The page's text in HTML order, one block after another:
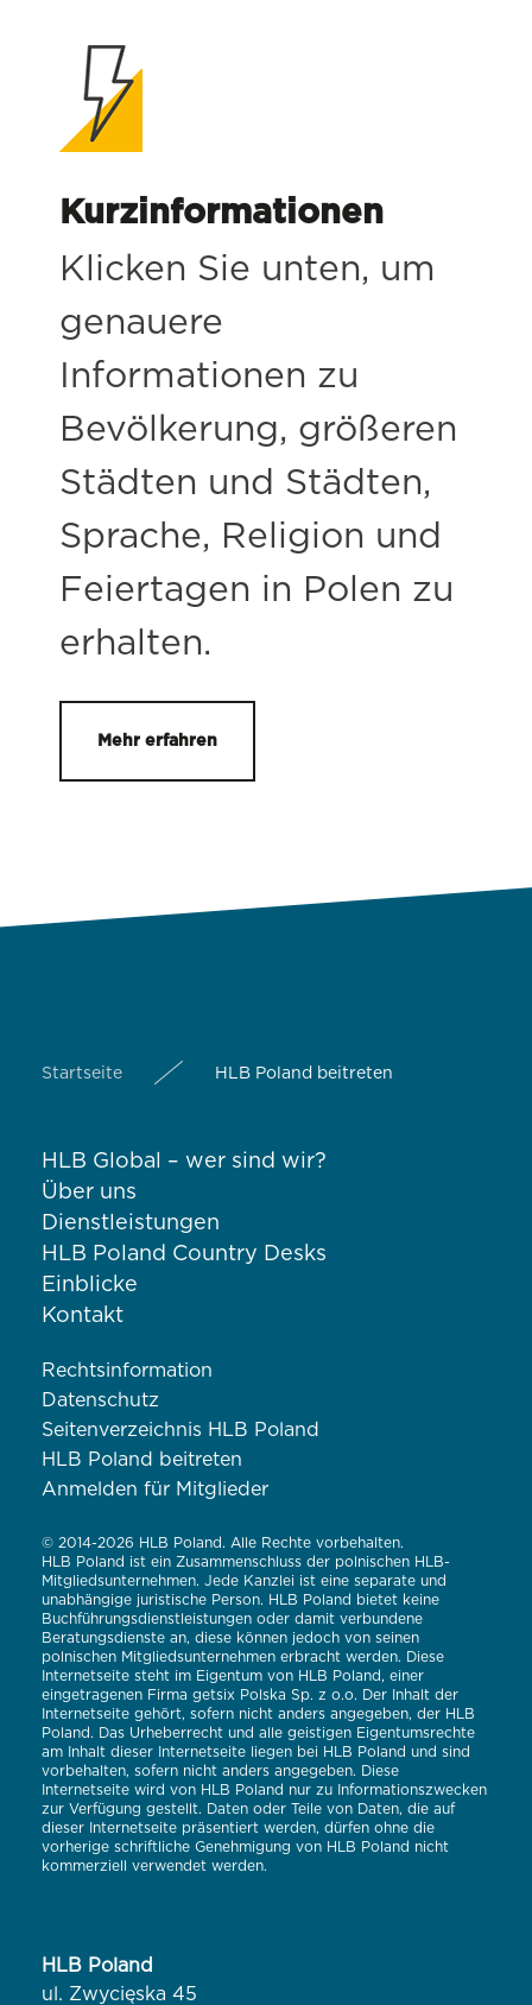
Kurzinformationen
Klicken Sie unten, um
genauere
Informationen zu
Bevölkerung, größeren
Städten und Städten,
Sprache, Religion und
Feiertagen in Polen zu
erhalten.
Mehr erfahren
Startseite HLB Poland beitreten
HLB Global – wer sind wir?
Über uns
Dienstleistungen
HLB Poland Country Desks
Einblicke
Kontakt
Rechtsinformation
Datenschutz
Seitenverzeichnis HLB Poland
HLB Poland beitreten
Anmelden für Mitglieder
© 2014-2026 HLB Poland. Alle Rechte vorbehalten.
HLB Poland ist ein Zusammenschluss der polnischen HLB-
Mitgliedsunternehmen. Jede Kanzlei ist eine separate und
unabhängige juristische Person. HLB Poland bietet keine
Buchführungsdienstleistungen oder damit verbundene
Beratungsdienste an, diese können jedoch von seinen
polnischen Mitgliedsunternehmen erbracht werden. Diese
Internetseite steht im Eigentum von HLB Poland, einer
eingetragenen Firma getsix Polska Sp. z o.o. Der Inhalt der
Internetseite gehört, sofern nicht anders angegeben, der HLB
Poland. Das Urheberrecht und alle geistigen Eigentumsrechte
am Inhalt dieser Internetseite liegen bei HLB Poland und sind
vorbehalten, sofern nicht anders angegeben. Diese
Internetseite wird von HLB Poland nur zu Informationszwecken
zur Verfügung gestellt. Daten oder Teile von Daten, die auf
dieser Internetseite präsentiert werden, dürfen ohne die
vorherige schriftliche Genehmigung von HLB Poland nicht
kommerziell verwendet werden.
HLB Poland
ul. Zwycięska 45